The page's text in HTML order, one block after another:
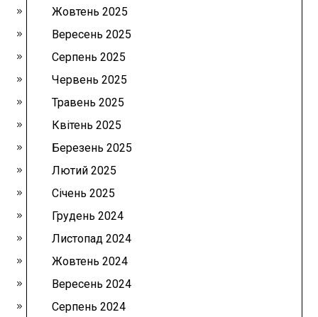
Жовтень 2025
Вересень 2025
Серпень 2025
Червень 2025
Травень 2025
Квітень 2025
Березень 2025
Лютий 2025
Січень 2025
Грудень 2024
Листопад 2024
Жовтень 2024
Вересень 2024
Серпень 2024